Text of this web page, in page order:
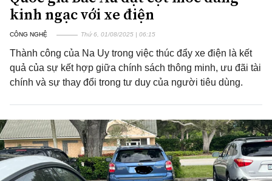
kinh ngạc với xe điện
CÔNG NGHỆ Thứ 6, 01/08/2025 | 06:15
Thành công của Na Uy trong việc thúc đẩy xe điện là kết
quả của sự kết hợp giữa chính sách thông minh, ưu đãi tài
chính và sự thay đổi trong tư duy của người tiêu dùng.